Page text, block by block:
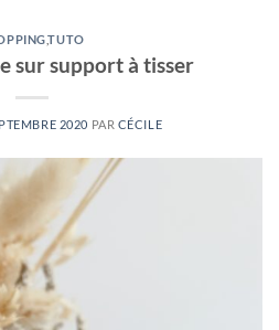
,TUTO
sur support à tisser
2020 PAR CÉCILE